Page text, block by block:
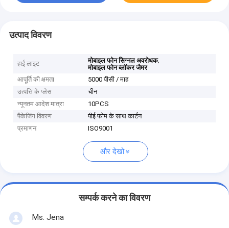
उत्पाद विवरण
हाई लाइट मोबाइल फोन सिग्नल अवरोधक,
मोबाइल फोन ब्लॉकर जैमर
आपूर्ति की क्षमता
5000 पीसी / माह
उत्पत्ति के प्लेस
चीन
न्यूनतम आदेश मात्रा
10PCS
पैकेजिंग विवरण
पीई फोम के साथ कार्टन
प्रमाणन
ISO9001
और देखो
सम्पर्क करने का विवरण
Ms. Jena